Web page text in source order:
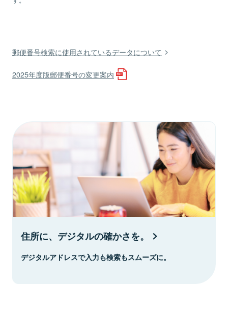
郵便番号検索に使用されているデータについて
2025年度版郵便番号の変更案内
住所に、デジタルの確かさを。
デジタルアドレスで入力も検索もスムーズに。